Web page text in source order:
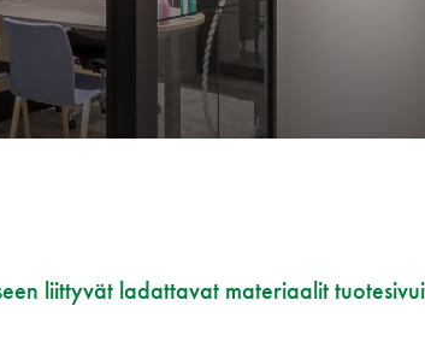
liittyvät ladattavat materiaalit